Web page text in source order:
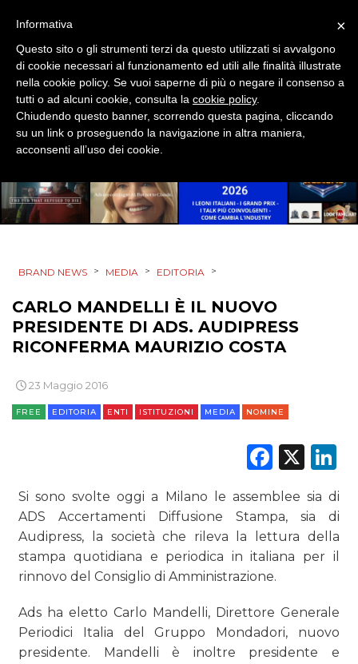
BRAND NEWS > MEDIA > EDITORIA >
CARLO MANDELLI È IL NUOVO
PRESIDENTE DI ADS. AUDIPRESS
RICONFERMA MAURIZIO COSTA
23 Maggio 2016
FREE EDITORIA ENTI ISTITUZIONI MEDIA NOMINE
X
Si sono svolte oggi a Milano le assemblee sia di
ADS Accertamenti Diffusione Stampa, sia di
Audipress, la società che rileva la lettura della
stampa quotidiana e periodica in italiana per il
rinnovo del Consiglio di Amministrazione.
Ads ha eletto Carlo Mandelli, Direttore Generale
Periodici Italia del Gruppo Mondadori, nuovo
presidente. Mandelli è inoltre presidente e
×
Informativa
Questo sito o gli strumenti terzi da questo utilizzati si avvalgono
di cookie necessari al funzionamento ed utili alle finalità illustrate
nella cookie policy. Se vuoi saperne di più o negare il consenso a
tutti o ad alcuni cookie, consulta la cookie policy.
Chiudendo questo banner, scorrendo questa pagina, cliccando
su un link o proseguendo la navigazione in altra maniera,
acconsenti all’uso dei cookie.